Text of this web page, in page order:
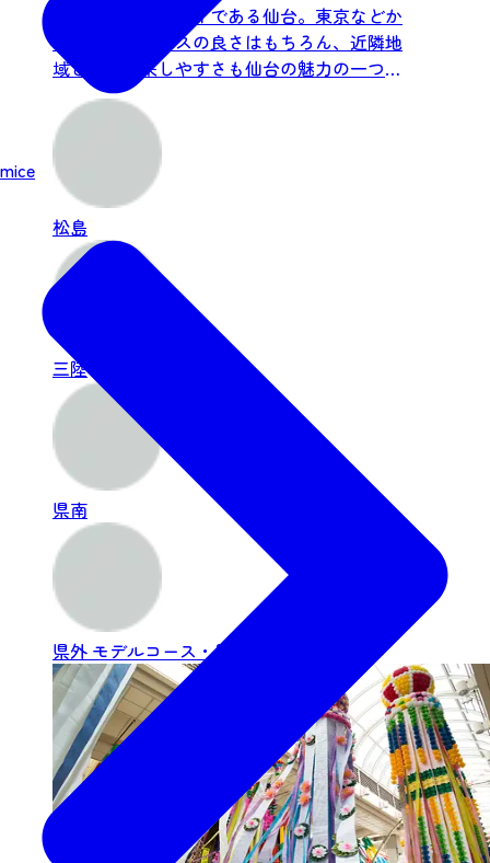
mice
東北のゲートウェイである仙台。東京などか
ら訪れるアクセスの良さはもちろん、近隣地
域との行き来しやすさも仙台の魅力の一つで
す。仙台から、日帰りで隣...
松島
三陸
県南
県外 モデルコース・周遊旅